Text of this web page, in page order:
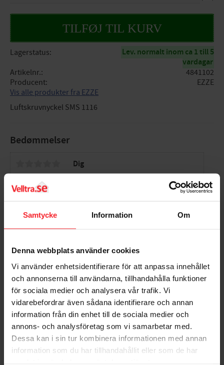
Samtycke Information Om
Denna webbplats använder cookies
Vi använder enhetsidentifierare för att anpassa innehållet
och annonserna till användarna, tillhandahålla funktioner
för sociala medier och analysera vår trafik. Vi
vidarebefordrar även sådana identifierare och annan
information från din enhet till de sociala medier och
annons- och analysföretag som vi samarbetar med.
Dessa kan i sin tur kombinera informationen med annan
information som du har tillhandahållit eller som de har
Lagerstatus
Lev. normalt inom ca 1 till 5
vardagar
Artikelnr.
4841102
Producent
EZZE
Vis alle produkter fra EZZE
Luftskruvnyckel SMS 1116
Bedømmelser
Dig
Bliv den første, der giver en bedømmelse.
Populära produkter